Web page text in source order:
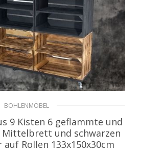
BOHLENMÖBEL
9 Kisten 6 geflammte und
Mittelbrett und schwarzen
Rollen 133x150x30cm